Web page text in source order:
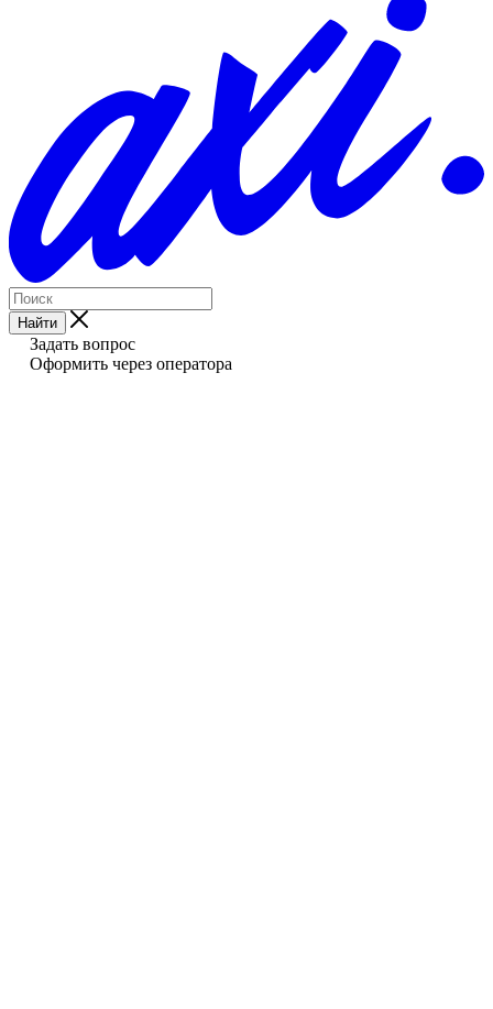
Найти
Задать вопрос
Оформить через оператора